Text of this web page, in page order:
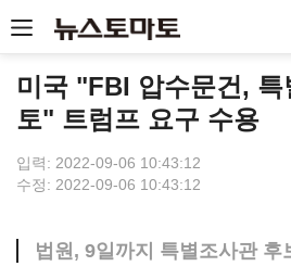
미국 "FBI 압수문건, 특
토" 트럼프 요구 수용
입력: 2022-09-06 10:43:12
수정: 2022-09-06 10:43:12
법원, 9일까지 특별조사관 후